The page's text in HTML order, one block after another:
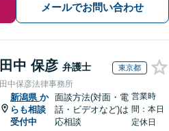
メールでお問い合わせ
田中 保彦 弁護士 東京都
田中保彦法律事務所
新潟県 か
らも相談
受付中
面談方法(対面・電
話・ビデオなど)は
応相談
営業時
間：本日
定休日